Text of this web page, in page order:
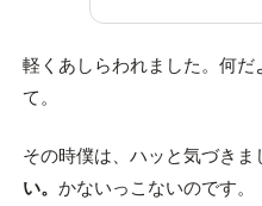
軽くあしらわれました。何
て。
その時僕は、ハッと気づきま
い。 かないっこないのです。